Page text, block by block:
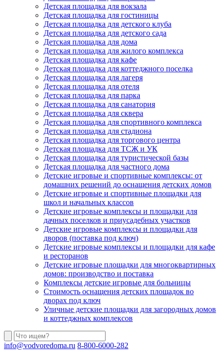
Детская площадка для вокзала
Детская площадка для гостиницы
Детская площадка для детского клуба
Детская площадка для детского сада
Детская площадка для дома
Детская площадка для жилого комплекса
Детская площадка для кафе
Детская площадка для коттеджного поселка
Детская площадка для лагеря
Детская площадка для отеля
Детская площадка для парка
Детская площадка для санатория
Детская площадка для сквера
Детская площадка для спортивного комплекса
Детская площадка для стадиона
Детская площадка для торгового центра
Детская площадка для ТСЖ и УК
Детская площадка для туристической базы
Детская площадка для частного дома
Детские игровые и спортивные комплексы: от
домашних решений до оснащения детских домов
Детские игровые и спортивные площадки для
школ и начальных классов
Детские игровые комплексы и площадки для
дачных поселков и приусадебных участков
Детские игровые комплексы и площадки для
дворов (поставка под ключ)
Детские игровые комплексы и площадки для кафе
и ресторанов
Детские игровые площадки для многоквартирных
домов: производство и поставка
Комплексы детские игровые для больницы
Стоимость оснащения детских площадок во
дворах под ключ
Уличные детские площадки для загородных домов
и коттеджных комплексов
info@vodvoredoma.ru 8-800-6000-282